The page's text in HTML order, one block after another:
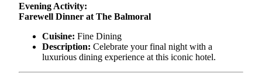
Evening Activity:
Farewell Dinner at The Balmoral
Cuisine: Fine Dining
Description: Celebrate your final night with a
luxurious dining experience at this iconic hotel.